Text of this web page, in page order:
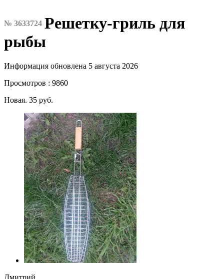
№ 3633724 Решетку-гриль для
рыбы
Информация обновлена 5 августа 2026
Просмотров : 9860
Новая. 35 руб.